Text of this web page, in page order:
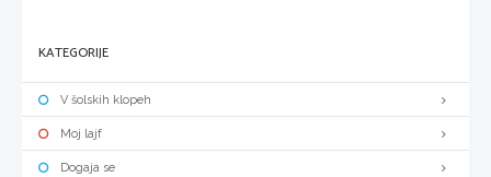
KATEGORIJE
V šolskih klopeh
Moj lajf
Dogaja se